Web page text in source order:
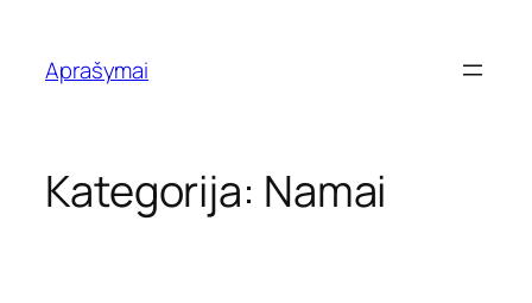
turinio
Aprašymai
Kategorija: Namai